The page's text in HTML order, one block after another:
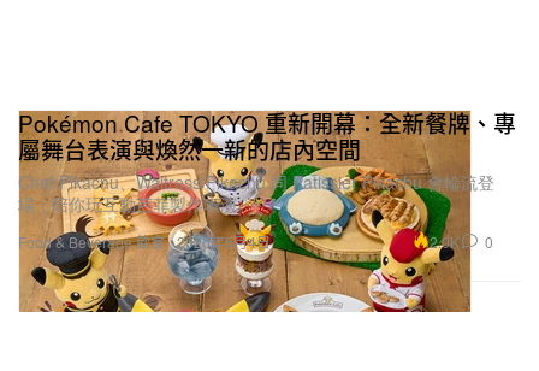
Food & Beverage 飲食
Pokémon Cafe TOKYO 重新開幕：全新餐牌、專
屬舞台表演與煥然一新的店內空間
Chef Pikachu、Waitress Pikachu 同 Patissier Pikachu 會輪流登
場，陪你玩互動芭菲製作表演。
2026年6月4日 2.0K 0